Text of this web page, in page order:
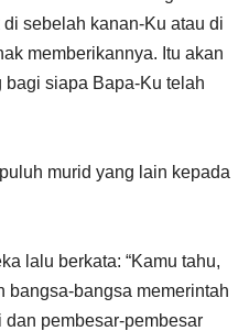
sebelah kanan-Ku atau di
memberikannya. Itu akan
siapa Bapa-Ku telah
murid yang lain kepada
lalu berkata: “Kamu tahu,
bangsa-bangsa memerintah
pembesar-pembesar